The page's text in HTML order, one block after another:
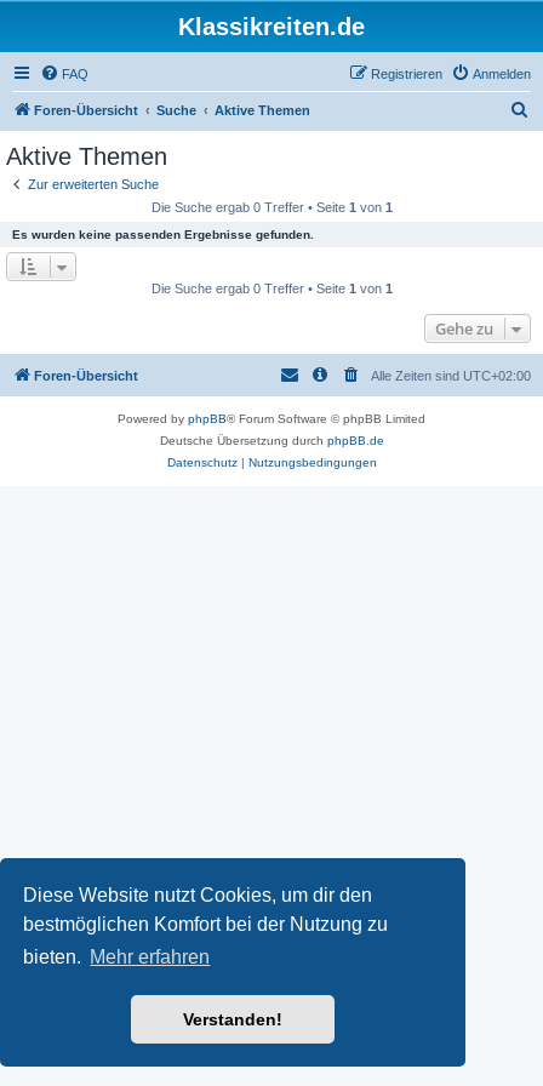
Diese Website nutzt Cookies, um dir den
bestmöglichen Komfort bei der Nutzung zu
bieten. Mehr erfahren
Verstanden!
Klassikreiten.de
FAQ Anmelden
Registrieren
Foren-Übersicht Suche Aktive Themen
Aktive Themen
Zur erweiterten Suche
Die Suche ergab 0 Treffer • Seite 1 von 1
Es wurden keine passenden Ergebnisse gefunden.
Die Suche ergab 0 Treffer • Seite 1 von 1
Gehe zu
Foren-Übersicht Alle Zeiten sind UTC+02:00
Powered by phpBB® Forum Software © phpBB Limited
Deutsche Übersetzung durch phpBB.de
Datenschutz| Nutzungsbedingungen